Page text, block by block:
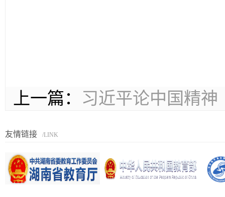
上一篇： 习近平论中国精神
友情链接 /LINK